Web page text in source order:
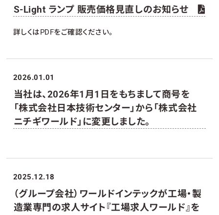
S-Light ランプ 販売価格見直しのお知らせ
詳しくはPDFをご確認ください。
2026.01.01
当社は、2026年1月1日をもちまして商号を
「株式会社日本技術センター」から「株式会社
ニチギワールド」に変更しました。
2025.12.18
（グループ会社）ワールドインテックが工場・製
造業専門の求人サイト『工場求人ワールド』を